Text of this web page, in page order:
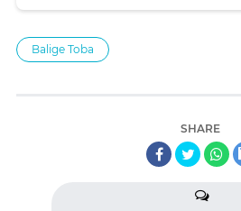
Balige Toba
SHARE